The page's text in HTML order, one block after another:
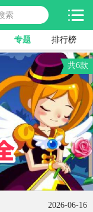
专题 排行榜
共6款
2026-06-16